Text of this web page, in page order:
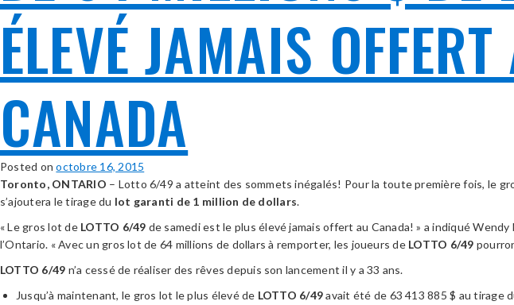
ÉLEVÉ JAMAIS
CANADA
Posted onoctobre 16, 2015
Toronto, ONTARIO – Lotto 6/49 a atteint des sommets inégalés! Pour la toute première fois, le
s’ajoutera le tirage du lot garanti de 1 million de dollars.
« Le gros lot de LOTTO 6/49 de samedi est le plus élevé jamais offert au Canada! » a indiqué
l’Ontario. « Avec un gros lot de 64 millions de dollars à remporter, les joueurs de LOTTO 6/49
LOTTO 6/49 n’a cessé de réaliser des rêves depuis son lancement il y a 33 ans.
Jusqu’à maintenant, le gros lot le plus élevé de LOTTO 6/49avait été de 63 413 885 $ au tirage